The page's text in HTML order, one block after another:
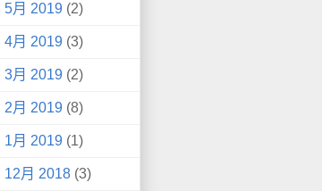
5月 2019 (2)
4月 2019 (3)
3月 2019 (2)
2月 2019 (8)
1月 2019 (1)
12月 2018 (3)